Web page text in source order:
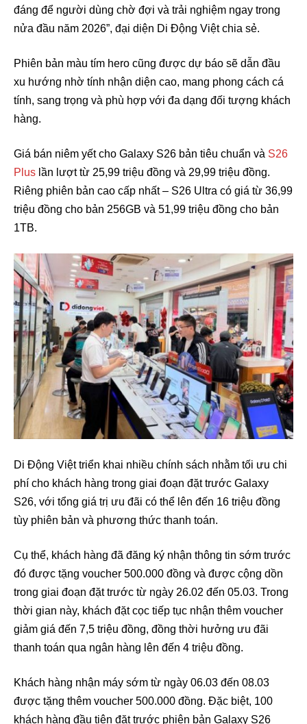
đáng để người dùng chờ đợi và trải nghiệm ngay trong
nửa đầu năm 2026”, đại diện Di Động Việt chia sẻ.
Phiên bản màu tím hero cũng được dự báo sẽ dẫn đầu
xu hướng nhờ tính nhận diện cao, mang phong cách cá
tính, sang trọng và phù hợp với đa dạng đối tượng khách
hàng.
Giá bán niêm yết cho Galaxy S26 bản tiêu chuẩn và S26
Plus lần lượt từ 25,99 triệu đồng và 29,99 triệu đồng.
Riêng phiên bản cao cấp nhất – S26 Ultra có giá từ 36,99
triệu đồng cho bản 256GB và 51,99 triệu đồng cho bản
1TB.
Di Động Việt triển khai nhiều chính sách nhằm tối ưu chi
phí cho khách hàng trong giai đoạn đặt trước Galaxy
S26, với tổng giá trị ưu đãi có thể lên đến 16 triệu đồng
tùy phiên bản và phương thức thanh toán.
Cụ thể, khách hàng đã đăng ký nhận thông tin sớm trước
đó được tặng voucher 500.000 đồng và được cộng dồn
trong giai đoạn đặt trước từ ngày 26.02 đến 05.03. Trong
thời gian này, khách đặt cọc tiếp tục nhận thêm voucher
giảm giá đến 7,5 triệu đồng, đồng thời hưởng ưu đãi
thanh toán qua ngân hàng lên đến 4 triệu đồng.
Khách hàng nhận máy sớm từ ngày 06.03 đến 08.03
được tặng thêm voucher 500.000 đồng. Đặc biệt, 100
khách hàng đầu tiên đặt trước phiên bản Galaxy S26